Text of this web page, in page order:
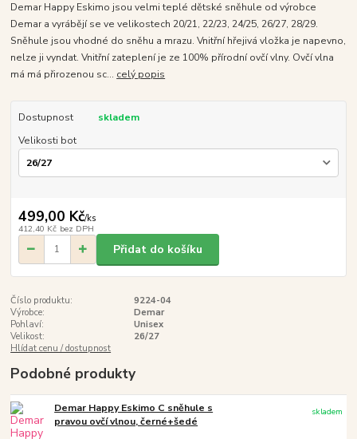
Demar Happy Eskimo jsou velmi teplé dětské sněhule od výrobce
Demar a vyrábějí se ve velikostech 20/21, 22/23, 24/25, 26/27, 28/29.
Sněhule jsou vhodné do sněhu a mrazu. Vnitřní hřejivá vložka je napevno,
nelze ji vyndat. Vnitřní zateplení je ze 100% přírodní ovčí vlny. Ovčí vlna
má má přirozenou sc... celý popis
Dostupnost
skladem
Velikosti bot
499,00 Kč/ks
412,40 Kč bez DPH
Přidat do košíku
Číslo produktu:
9224-04
Výrobce:
Demar
Pohlaví:
Unisex
Velikost:
26/27
Hlídat cenu / dostupnost
Podobné produkty
Demar Happy Eskimo C sněhule s
pravou ovčí vlnou, černé+šedé
skladem